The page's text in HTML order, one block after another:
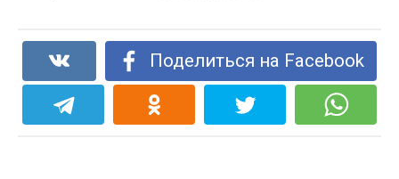
Поделиться на Facebook